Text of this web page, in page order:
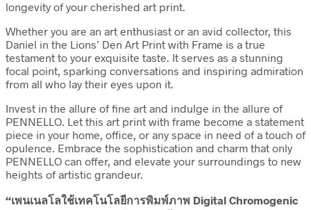
longevity of your cherished art print.
Whether you are an art enthusiast or an avid collector, this
Daniel in the Lions’ Den Art Print with Frame is a true
testament to your exquisite taste. It serves as a stunning
focal point, sparking conversations and inspiring admiration
from all who lay their eyes upon it.
Invest in the allure of fine art and indulge in the allure of
PENNELLO. Let this art print with frame become a statement
piece in your home, office, or any space in need of a touch of
opulence. Embrace the sophistication and charm that only
PENNELLO can offer, and elevate your surroundings to new
heights of artistic grandeur.
“เพนเนลโลใช้เทคโนโลยีการพิมพ์ภาพ Digital Chromogenic